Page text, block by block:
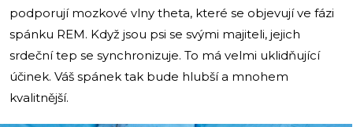
podporují mozkové vlny theta, které se objevují ve fázi
spánku REM. Když jsou psi se svými majiteli, jejich
srdeční tep se synchronizuje. To má velmi uklidňující
účinek. Váš spánek tak bude hlubší a mnohem
kvalitnější.